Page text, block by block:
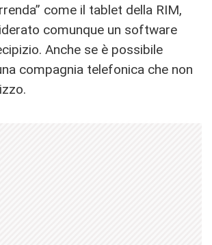
come il tablet della RIM,
comunque un software
Anche se è possibile
compagnia telefonica che non